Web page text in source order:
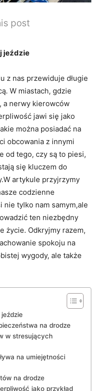
post
jeździe
z nas przewiduje długie
W miastach, gdzie
a nerwy kierowców
jawi się jako
można posiadać na
obcowania z innymi
od tego, czy są to piesi,
się kluczem do
artykule przyjrzymy
codzienne
tylko nam samym,ale
ten niezbędny
życie. Odkryjmy razem,
spokoju na
wygody, ale także
na drodze
w stresujących
na umiejętności
na drodze
jako przykład